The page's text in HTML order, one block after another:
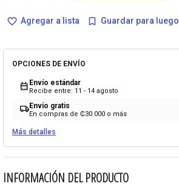
favorite_border Agregar a lista bookmark_border Guardar para luego
OPCIONES DE ENVÍO
calendar_month Envío estándar
Recibe entre: 11 - 14 agosto
local_shippingEnvío gratis
En compras de ₡30.000 o más
Más detalles
INFORMACIÓN DEL PRODUCTO